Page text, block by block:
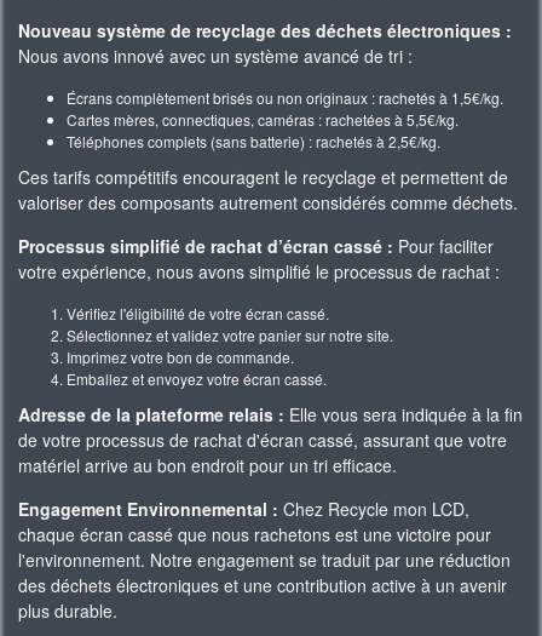
Nouveau système de recyclage des déchets électroniques :
Nous avons innové avec un système avancé de tri :
Écrans complètement brisés ou non originaux : rachetés à 1,5€/kg.
Cartes mères, connectiques, caméras : rachetées à 5,5€/kg.
Téléphones complets (sans batterie) : rachetés à 2,5€/kg.
Ces tarifs compétitifs encouragent le recyclage et permettent de
valoriser des composants autrement considérés comme déchets.
Processus simplifié de rachat d’écran cassé : Pour faciliter
votre expérience, nous avons simplifié le processus de rachat :
Vérifiez l'éligibilité de votre écran cassé.
Sélectionnez et validez votre panier sur notre site.
Imprimez votre bon de commande.
Emballez et envoyez votre écran cassé.
Adresse de la plateforme relais : Elle vous sera indiquée à la fin
de votre processus de rachat d'écran cassé, assurant que votre
matériel arrive au bon endroit pour un tri efficace.
Engagement Environnemental : Chez Recycle mon LCD,
chaque écran cassé que nous rachetons est une victoire pour
l'environnement. Notre engagement se traduit par une réduction
des déchets électroniques et une contribution active à un avenir
plus durable.